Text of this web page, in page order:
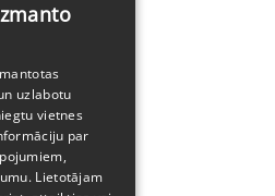
LATVIAN
uzlabotu
vietnes
par
Lietotājam